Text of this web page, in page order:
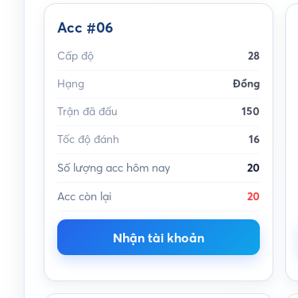
Acc #06
Cấp độ 28
Hạng Đồng
Trận đã đấu 150
Tốc độ đánh 16
Số lượng acc hôm nay
20
Acc còn lại
20
Nhận tài khoản